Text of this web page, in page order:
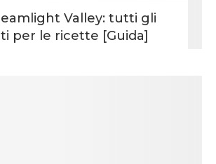
Valley: tutti gli
per le ricette [Guida]